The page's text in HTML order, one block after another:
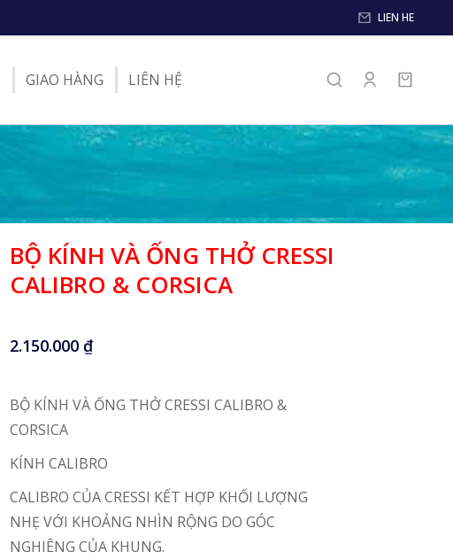
LIEN HE
GIAO HÀNG LIÊN HỆ
BỘ KÍNH VÀ ỐNG THỞ CRESSI
CALIBRO & CORSICA
2.150.000 ₫
BỘ KÍNH VÀ ỐNG THỞ CRESSI CALIBRO &
CORSICA
KÍNH CALIBRO
CALIBRO CỦA CRESSI KẾT HỢP KHỐI LƯỢNG
NHẸ VỚI KHOẢNG NHÌN RỘNG DO GÓC
NGHIÊNG CỦA KHUNG.